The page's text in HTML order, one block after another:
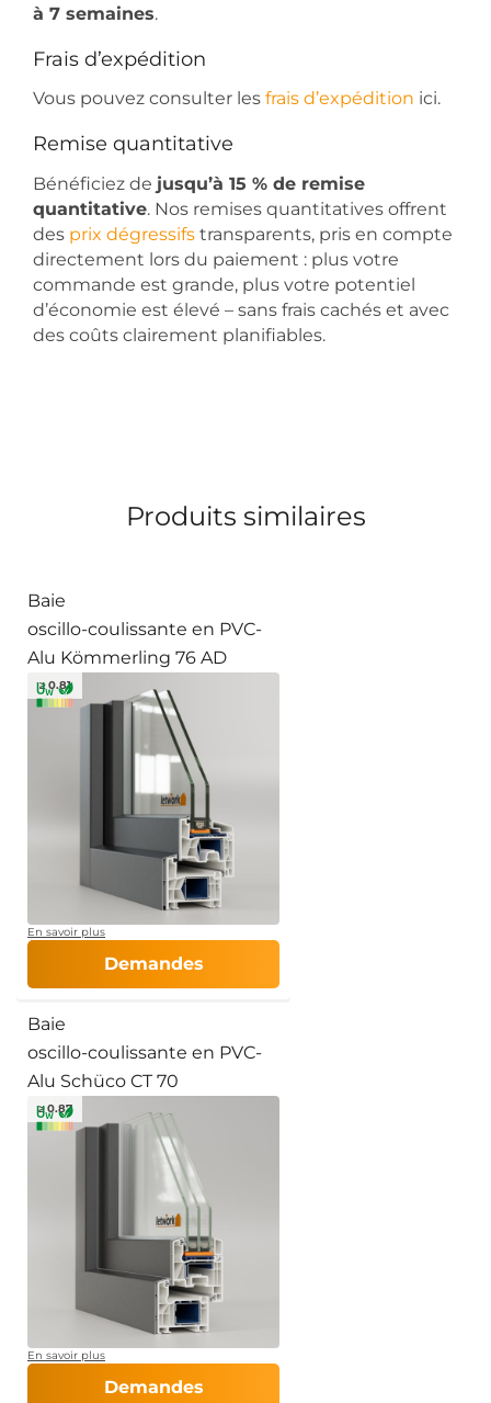
à 7 semaines.
Frais d’expédition
Vous pouvez consulter les frais d’expédition ici.
Remise quantitative
Bénéficiez de jusqu’à 15 % de remise
quantitative. Nos remises quantitatives offrent
des prix dégressifs transparents, pris en compte
directement lors du paiement : plus votre
commande est grande, plus votre potentiel
d’économie est élevé – sans frais cachés et avec
des coûts clairement planifiables.
Produits similaires
Baie
oscillo-coulissante en PVC-
Alu Kömmerling 76 AD
≥ 0.81
En savoir plus
Demandes
Baie
oscillo-coulissante en PVC-
Alu Schüco CT 70
≥ 0.87
En savoir plus
Demandes